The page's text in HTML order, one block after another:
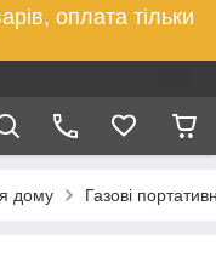
оплата тільки
дому Газові